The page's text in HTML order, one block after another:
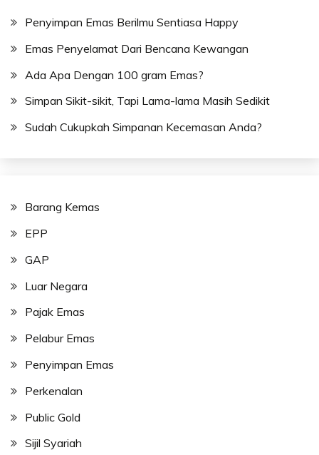
Penyimpan Emas Berilmu Sentiasa Happy
Emas Penyelamat Dari Bencana Kewangan
Ada Apa Dengan 100 gram Emas?
Simpan Sikit-sikit, Tapi Lama-lama Masih Sedikit
Sudah Cukupkah Simpanan Kecemasan Anda?
Barang Kemas
EPP
GAP
Luar Negara
Pajak Emas
Pelabur Emas
Penyimpan Emas
Perkenalan
Public Gold
Sijil Syariah